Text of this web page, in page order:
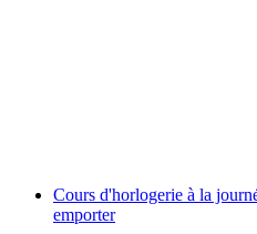
Cours d'horlogerie à la
emporter